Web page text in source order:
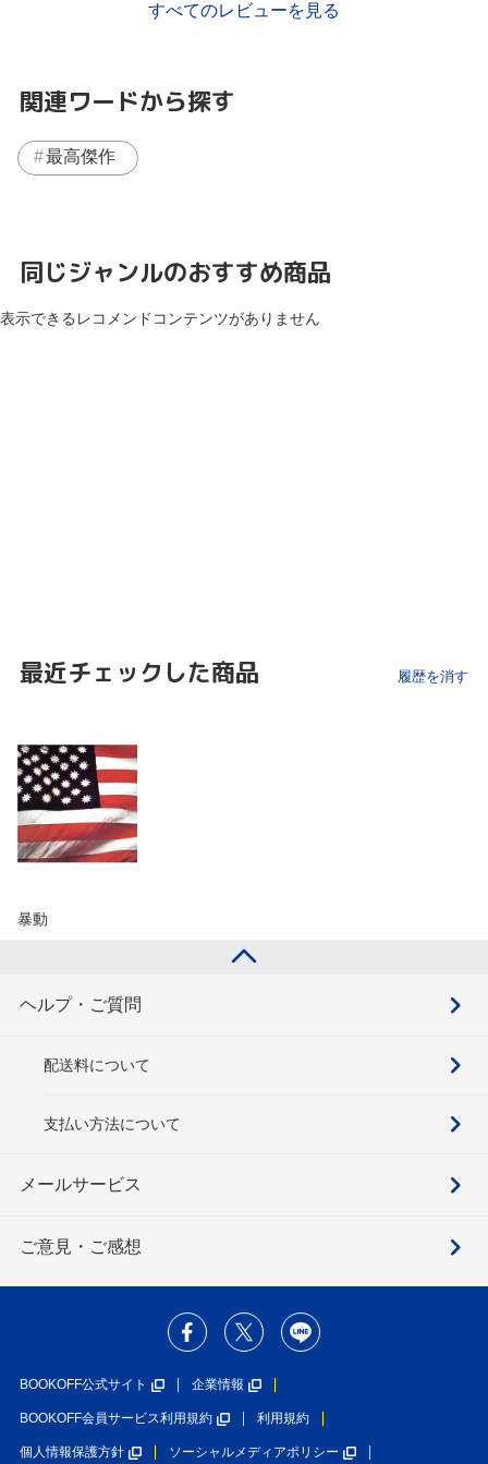
すべてのレビューを見る
関連ワードから探す
最高傑作
同じジャンルのおすすめ商品
表示できるレコメンドコンテンツがありません
最近チェックした商品 履歴を消す
暴動
ヘルプ・ご質問
配送料について
支払い方法について
メールサービス
ご意見・ご感想
BOOKOFF公式サイト 企業情報
BOOKOFF会員サービス利用規約 利用規約
個人情報保護方針 ソーシャルメディアポリシー